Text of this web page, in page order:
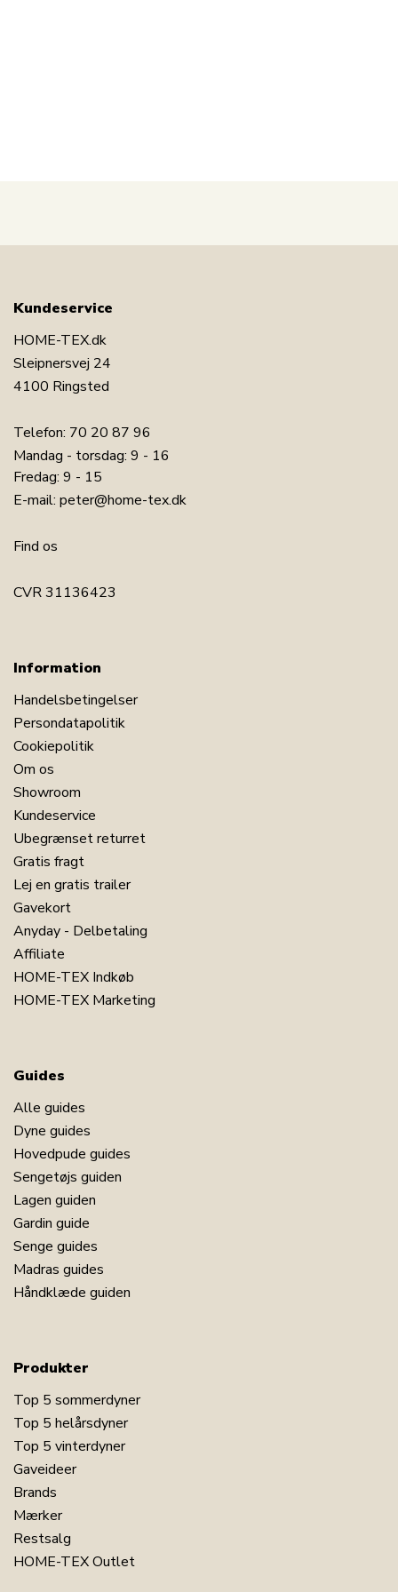
Se hele vores udvalg af Disney
Se vores store udvalg af legetøj
Har du spørgsmål til produktet?
Kundeservice
HOME-TEX.dk
Sleipnersvej 24
4100 Ringsted
Telefon: 70 20 87 96
Mandag - torsdag: 9 - 16
Fredag: 9 - 15
E-mail: peter@home-tex.dk
Find os
CVR 31136423
Information
Handelsbetingelser
Persondatapolitik
Cookiepolitik
Om os
Showroom
Kundeservice
Ubegrænset returret
Gratis fragt
Lej en gratis trailer
Gavekort
Anyday - Delbetaling
Affiliate
HOME-TEX Indkøb
HOME-TEX Marketing
Guides
Alle guides
Dyne guides
Hovedpude guides
Sengetøjs guiden
Lagen guiden
Gardin guide
Senge guides
Madras guides
Håndklæde guiden
Produkter
Top 5 sommerdyner
Top 5 helårsdyner
Top 5 vinterdyner
Gaveideer
Brands
Mærker
Restsalg
HOME-TEX Outlet